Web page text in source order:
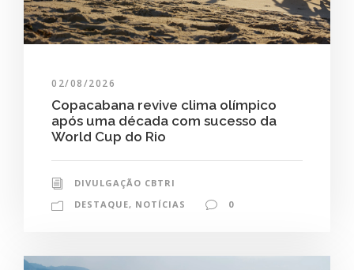
02/08/2026
Copacabana revive clima olímpico
após uma década com sucesso da
World Cup do Rio
DIVULGAÇÃO CBTRI
DESTAQUE, NOTÍCIAS 0